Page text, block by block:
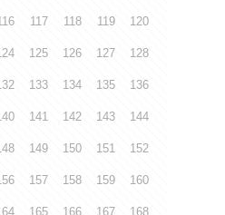
117 118 119 120
125 126 127 128
133 134 135 136
141 142 143 144
149 150 151 152
157 158 159 160
165 166 167 168